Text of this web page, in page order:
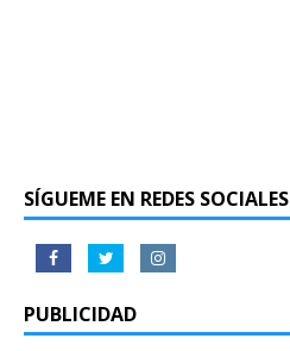
SÍGUEME EN REDES SOCIALES
PUBLICIDAD